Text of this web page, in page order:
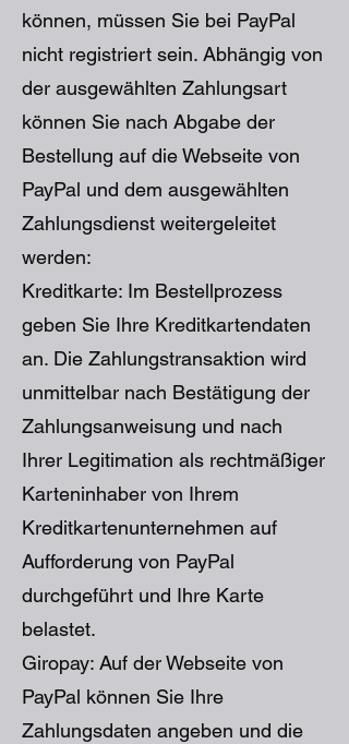
können, müssen Sie bei PayPal
nicht registriert sein. Abhängig von
der ausgewählten Zahlungsart
können Sie nach Abgabe der
Bestellung auf die Webseite von
PayPal und dem ausgewählten
Zahlungsdienst weitergeleitet
werden:
Kreditkarte: Im Bestellprozess
geben Sie Ihre Kreditkartendaten
an. Die Zahlungstransaktion wird
unmittelbar nach Bestätigung der
Zahlungsanweisung und nach
Ihrer Legitimation als rechtmäßiger
Karteninhaber von Ihrem
Kreditkartenunternehmen auf
Aufforderung von PayPal
durchgeführt und Ihre Karte
belastet.
Giropay: Auf der Webseite von
PayPal können Sie Ihre
Zahlungsdaten angeben und die